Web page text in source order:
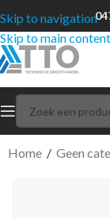
Skip to navigation
Skip to main content
Home / Geen